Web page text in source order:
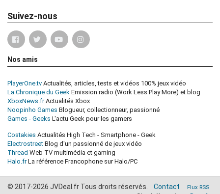
Suivez-nous
Nos amis
PlayerOne.tv Actualités, articles, tests et vidéos 100% jeux vidéo
La Chronique du Geek Emission radio (Work Less Play More) et blog
XboxNews.frActualités Xbox
Noopinho Games Blogueur, collectionneur, passionné
Games - Geeks L'actu Geek pour les gamers
Costakies Actualités High Tech - Smartphone - Geek
Electrostreet Blog d'un passionné de jeux vidéo
Thread Web TV multimédia et gaming
Halo.frLa référence Francophone sur Halo/PC
© 2017-2026 JVDeal.fr Tous droits réservés. Contact Flux RSS